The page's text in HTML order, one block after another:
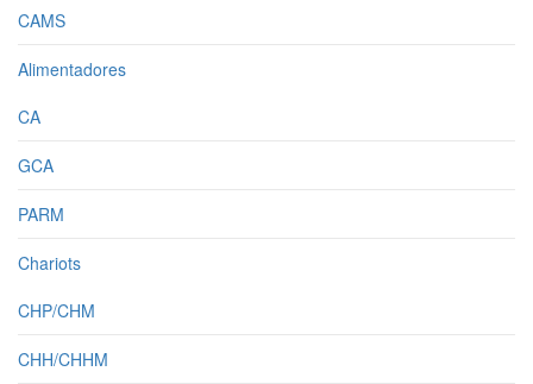
CAMS
Alimentadores
CA
GCA
PARM
Chariots
CHP/CHM
CHH/CHHM